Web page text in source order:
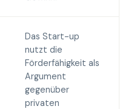
Das Start-up
nutzt die
Förderfähigkeit als
Argument
gegenüber
privaten